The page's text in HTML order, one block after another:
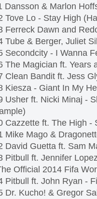
Dansson & Marlon
Tove Lo - Stay High
Ferreck Dawn and
Tube & Berger, Juliet
Secondcity - I Wanna
The Magician ft. Years
Clean Bandit ft. Jess
Kiesza - Giant In My
Usher ft. Nicki Minaj -
Cazzette ft. The High -
Mike Mago &
David Guetta ft. Sam
Pitbull ft. Jennifer
Official 2014 Fifa
Pitbull ft. John Ryan -
Dr. Kucho! & Gregor